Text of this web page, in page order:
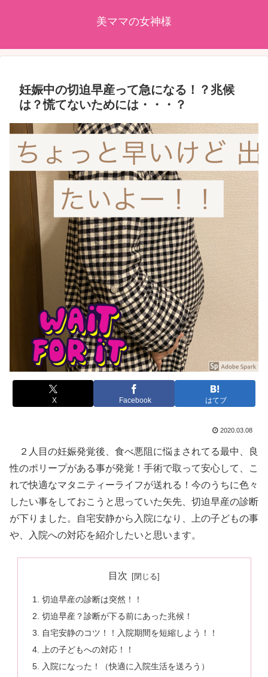
美ママの女神様
妊娠中の切迫早産って急になる！？兆候
は？慌てないためには・・・？
X Facebook はてブ
2020.03.08
２人目の妊娠発覚後、食べ悪阻に悩まされてる最中、良
性のポリープがある事が発覚！手術で取って安心して、こ
れで快適なマタニティーライフが送れる！今のうちに色々
したい事をしておこうと思っていた矢先、切迫早産の診断
が下りました。自宅安静から入院になり、上の子どもの事
や、入院への対応を紹介したいと思います。
目次
切迫早産の診断は突然！！
切迫早産？診断が下る前にあった兆候！
自宅安静のコツ！！入院期間を短縮しよう！！
上の子どもへの対応！！
入院になった！（快適に入院生活を送ろう）